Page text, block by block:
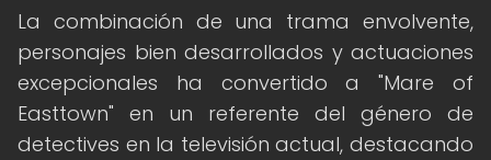
La combinación de una trama envolvente,
personajes bien desarrollados y actuaciones
excepcionales ha convertido a "Mare of
Easttown" en un referente del género de
detectives en la televisión actual, destacando